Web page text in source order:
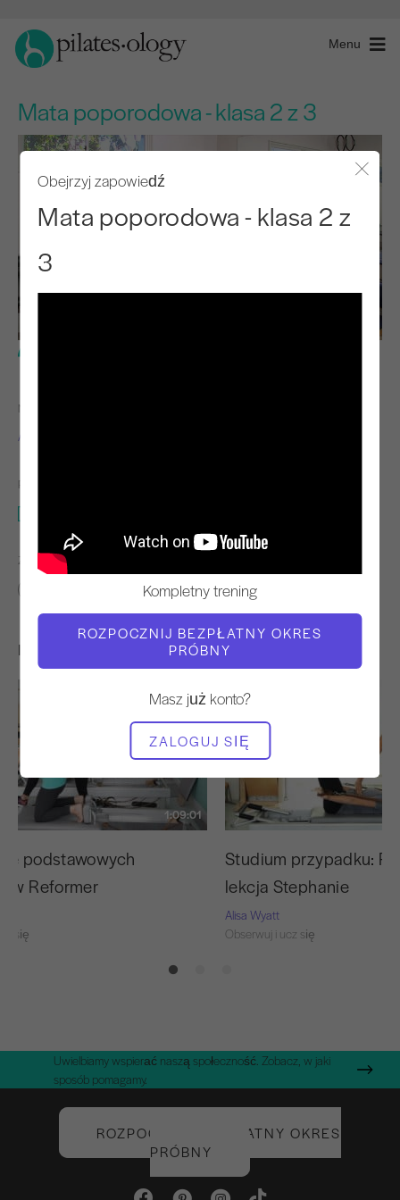
Menu
Mata poporodowa - klasa 2 z 3
Obejrzyj zapowiedź
Mata poporodowa - klasa 2 z
3
Kompletny trening
ROZPOCZNIJ BEZPŁATNY OKRES
PRÓBNY
Masz już konto?
ZALOGUJ SIĘ
NAUCZYCIEL
Alisa Wyatt
POTRZEBNY SPRZĘT
ZNAJDŹ PODOBNE KLASY DLA
30 - 40 min Mata
Inne treningi, które mogą Ci się spodobać
1:09:01
podstawowych
Reformer
się
Studium przypadku:
lekcja Stephanie
Alisa Wyatt
Obserwuj i ucz się
Uwielbiamy wspierać naszą społeczność. Zobacz, w jaki
sposób pomagamy.
ROZPOCZNIJ BEZPŁATNY OKRES
PRÓBNY